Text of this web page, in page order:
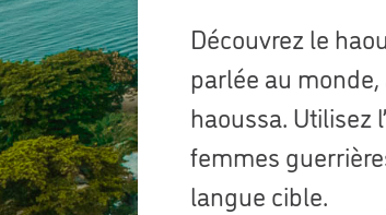
Découvrez le
parlée au
haoussa. Utilisez
femmes
langue cible.